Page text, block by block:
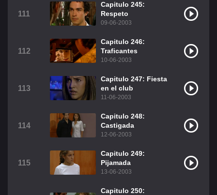
111
Capitulo 245:
Respeto
09-06-2003
112
Capitulo 246:
Traficantes
10-06-2003
113
Capitulo 247: Fiesta
en el club
11-06-2003
114
Capitulo 248:
Castigada
12-06-2003
115
Capitulo 249:
Pijamada
13-06-2003
Capitulo 250: